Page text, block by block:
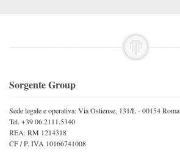
Sorgente Group
Sede legale e operativa: Via Ostiense, 131/L - 00154 Roma
Tel. +39 06.2111.5340
REA: RM 1214318
CF / P. IVA 10166741008